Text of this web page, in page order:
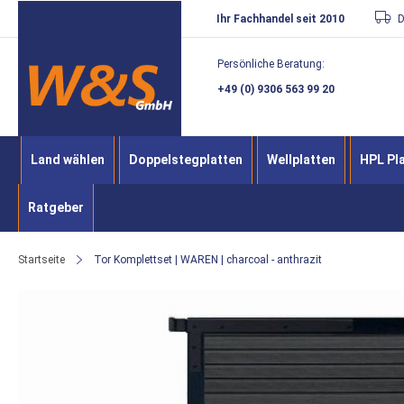
Direkt
zum
Inhalt
Ihr Fachhandel seit 2010
Persönliche Beratung:
+49 (0) 9306 563 99 20
Land wählen Doppelstegplatten Wellplatten HPL
Ratgeber
Startseite Tor Komplettset | WAREN | charcoal - anthrazit